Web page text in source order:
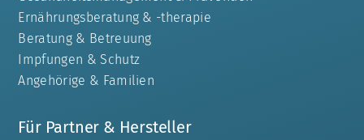
Ernährungsberatung & -therapie
Beratung & Betreuung
Impfungen & Schutz
Angehörige & Familien
Für Partner & Hersteller